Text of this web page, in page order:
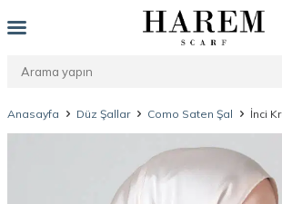
Anasayfa Düz Şallar Como Saten Şal İnci